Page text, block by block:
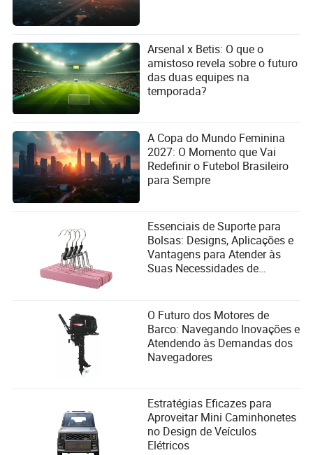
Arsenal x Betis: O que o
amistoso revela sobre o futuro
das duas equipes na
temporada?
A Copa do Mundo Feminina
2027: O Momento que Vai
Redefinir o Futebol Brasileiro
para Sempre
Essenciais de Suporte para
Bolsas: Designs, Aplicações e
Vantagens para Atender às
Suas Necessidades de
O Futuro dos Motores de
Barco: Navegando Inovações e
Atendendo às Demandas dos
Navegadores
Estratégias Eficazes para
Aproveitar Mini Caminhonetes
no Design de Veículos
Elétricos